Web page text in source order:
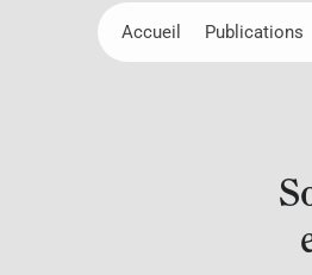
Accueil Publications